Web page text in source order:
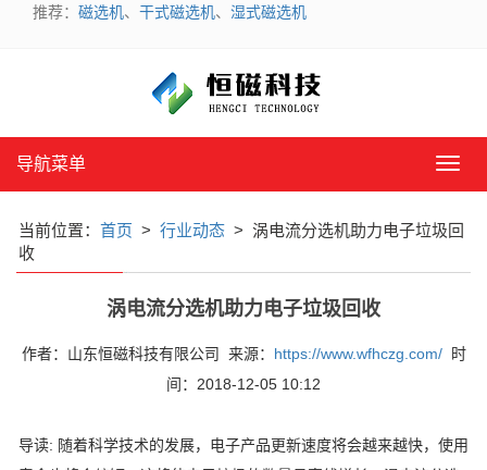
推荐： 磁选机、 干式磁选机、 湿式磁选机
导
单
导航菜单
当前位置： 首页 > 行业动态 > 涡电流分选机助力电子垃圾回
收
涡电流分选机助力电子垃圾回收
作者：山东恒磁科技有限公司 来源： https://www.wfhczg.com/时
间：2018-12-05 10:12
导读: 随着科学技术的发展，电子产品更新速度将会越来越快，使用